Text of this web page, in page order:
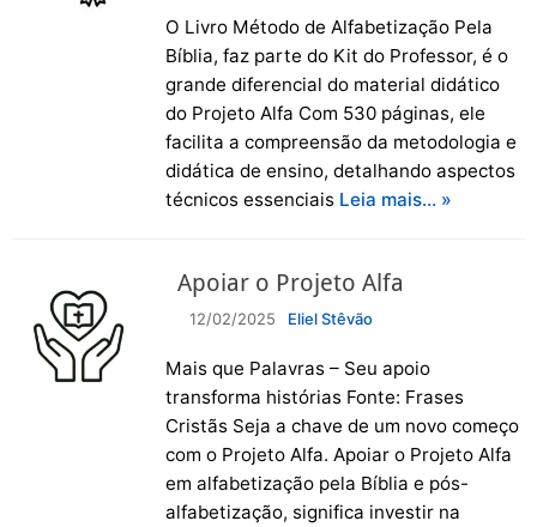
O Livro Método de Alfabetização Pela
Bíblia, faz parte do Kit do Professor, é o
grande diferencial do material didático
do Projeto Alfa Com 530 páginas, ele
facilita a compreensão da metodologia e
didática de ensino, detalhando aspectos
técnicos essenciais Leia mais… »
Apoiar o Projeto Alfa
12/02/2025 Eliel Stêvão
Mais que Palavras – Seu apoio
transforma histórias Fonte: Frases
Cristãs Seja a chave de um novo começo
com o Projeto Alfa. Apoiar o Projeto Alfa
em alfabetização pela Bíblia e pós-
alfabetização, significa investir na